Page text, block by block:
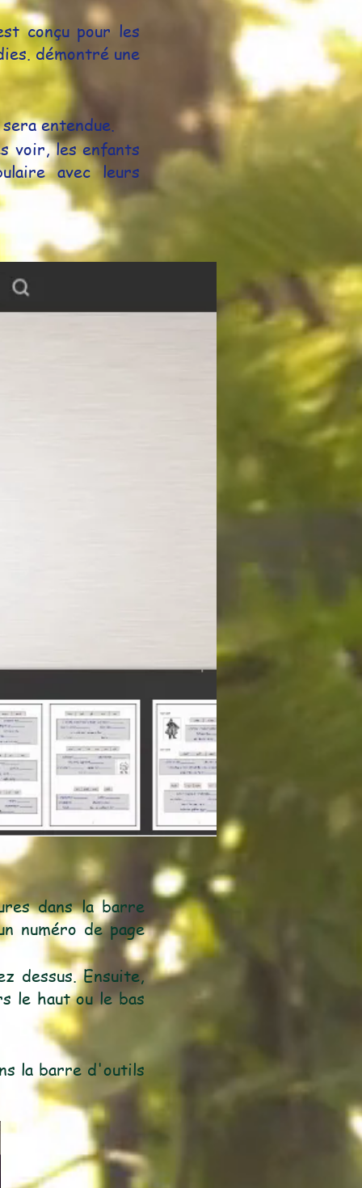
conçu pour les
démontré une
entendue.
voir, les enfants
avec leurs
dans la barre
numéro de page
dessus. Ensuite,
le haut ou le bas
la barre d'outils